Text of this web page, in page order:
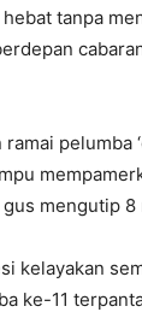
tanpa
pelumba
mengutip 8
kelayakan
ke-11